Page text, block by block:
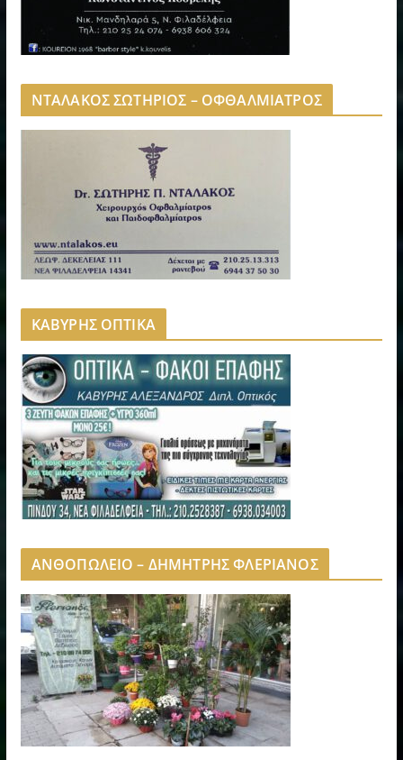
ΝΤΑΛΑΚΟΣ ΣΩΤΗΡΙΟΣ – ΟΦΘΑΛΜΙΑΤΡΟΣ
ΚΑΒΥΡΗΣ ΟΠΤΙΚΑ
ΑΝΘΟΠΩΛΕΙΟ – ΔΗΜΗΤΡΗΣ ΦΛΕΡΙΑΝΟΣ